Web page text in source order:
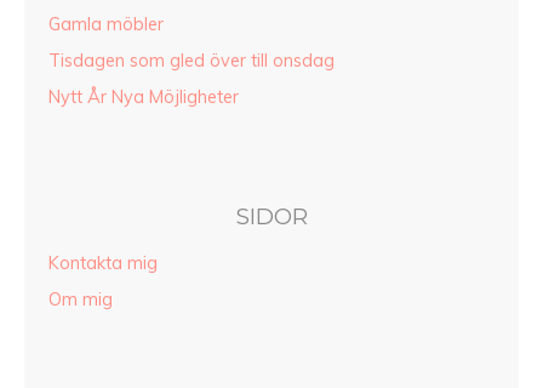
Gamla möbler
Tisdagen som gled över till onsdag
Nytt År Nya Möjligheter
SIDOR
Kontakta mig
Om mig